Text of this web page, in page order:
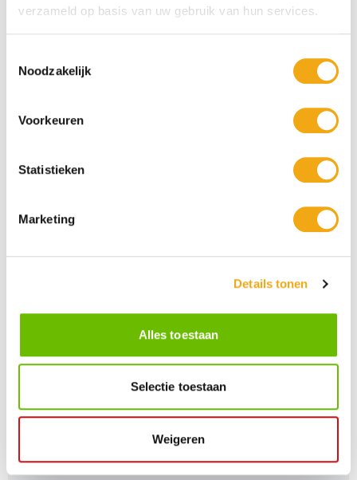
verzameld op basis van uw gebruik van hun services.
Noodzakelijk
Voorkeuren
Statistieken
Marketing
Details tonen
Alles toestaan
Selectie toestaan
Weigeren
Maandag t/m vrijdag van 09.00 tot 16.00 staat onze
vakkundige klantenservice klaar.
Kunstuwel Community
Word onderdeel van de Kunstuwel Community. Ontvang
mogelijkheden om uw kunst via Kunstuwel.nl te presenteren.